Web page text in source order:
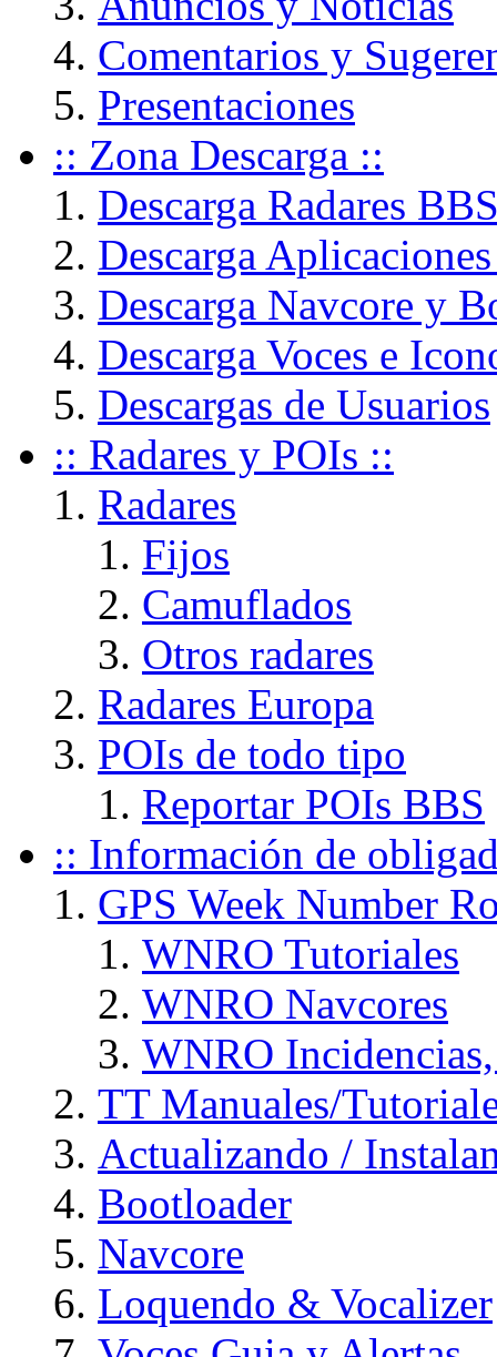
Comentarios y
Presentaciones
:: Zona Descarga ::
Descarga Radares
Descarga
Descarga Navcore y
Descarga Voces e
Descargas de Usuarios
:: Radares y POIs ::
Radares
Fijos
Camuflados
Otros radares
Radares Europa
POIs de todo tipo
Reportar POIs BBS
:: Información de
GPS Week Number
WNRO Tutoriales
WNRO Navcores
WNRO
TT Manuales/
Actualizando /
Bootloader
Navcore
Loquendo & Vocalizer